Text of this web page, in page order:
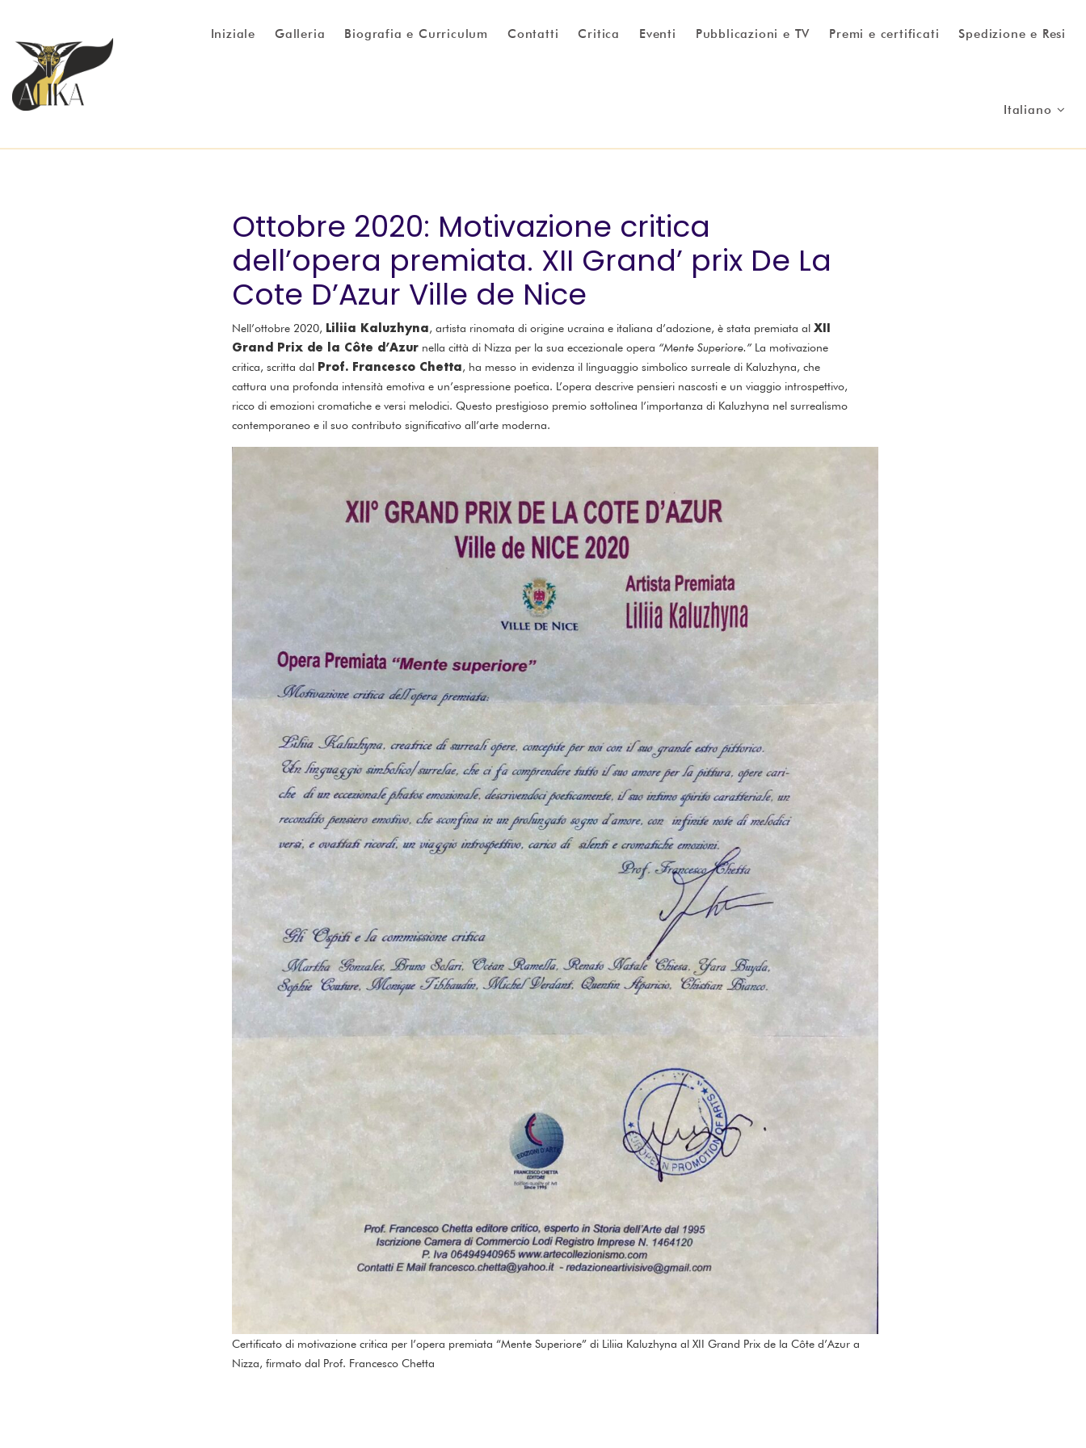
Iniziale Galleria Biografia e Curriculum Contatti Critica Eventi Pubblicazioni e TV Premi e certificati Spedizione e Resi
Italiano
Ottobre 2020: Motivazione critica
dell’opera premiata. XII Grand’ prix De La
Cote D’Azur Ville de Nice
Nell’ottobre 2020, Liliia Kaluzhyna, artista rinomata di origine ucraina e italiana d’adozione, è stata premiata al XII
Grand Prix de la Côte d’Azur nella città di Nizza per la sua eccezionale opera “Mente Superiore.” La motivazione
critica, scritta dal Prof. Francesco Chetta, ha messo in evidenza il linguaggio simbolico surreale di Kaluzhyna, che
cattura una profonda intensità emotiva e un’espressione poetica. L’opera descrive pensieri nascosti e un viaggio introspettivo,
ricco di emozioni cromatiche e versi melodici. Questo prestigioso premio sottolinea l’importanza di Kaluzhyna nel surrealismo
contemporaneo e il suo contributo significativo all’arte moderna.
Certificato di motivazione critica per l’opera premiata “Mente Superiore” di Liliia Kaluzhyna al XII Grand Prix de la Côte d’Azur a
Nizza, firmato dal Prof. Francesco Chetta